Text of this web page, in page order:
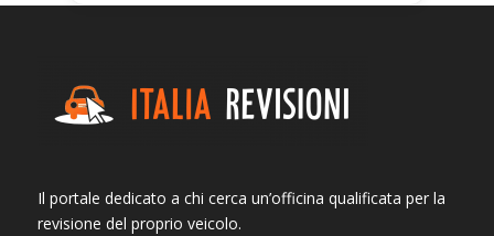
Il portale dedicato a chi cerca un’officina qualificata per la
revisione del proprio veicolo.